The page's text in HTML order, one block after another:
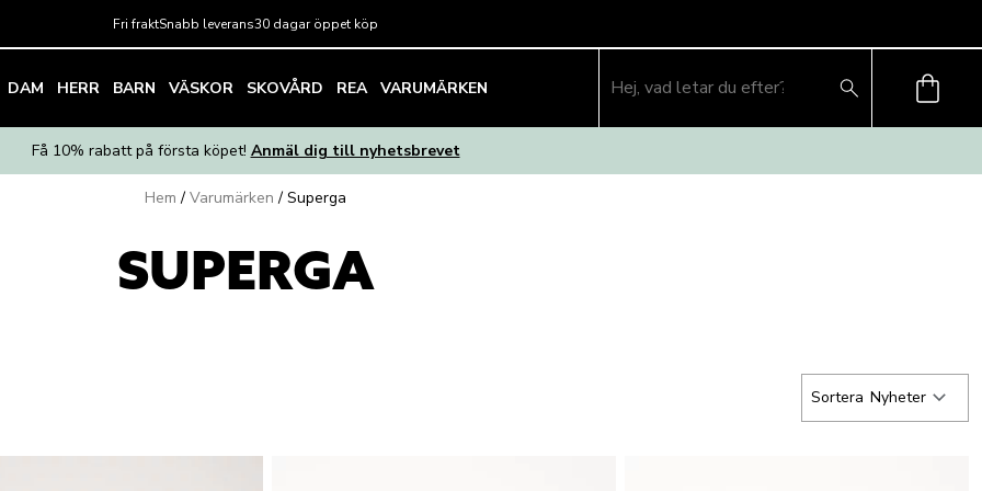
Fri fraktSnabb leverans30 dagar öppet köp
DAM HERR BARN VÄSKOR SKOVÅRD REA VARUMÄRKEN
Få 10% rabatt på första köpet! Anmäl dig till nyhetsbrevet
Hem / Varumärken / Superga
SUPERGA
Sortera Nyheter